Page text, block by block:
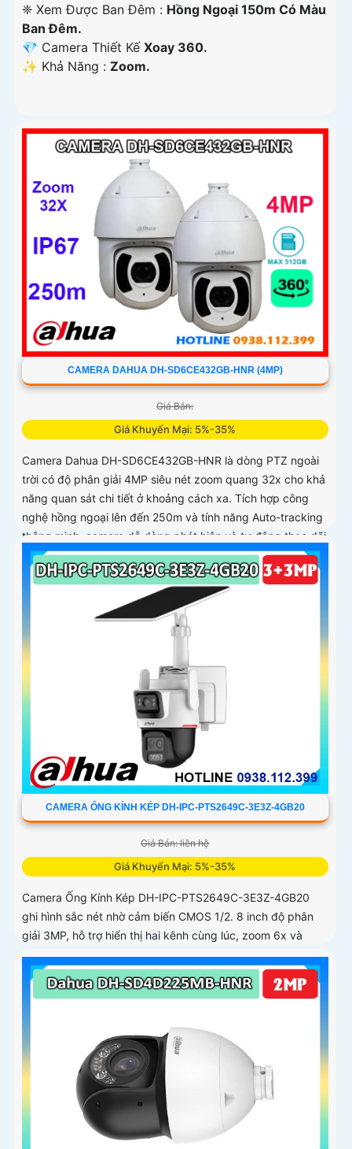
❈ Xem Được Ban Đêm : Hồng Ngoại 150m Có Màu
Ban Ðêm.
💎 Camera Thiết Kế Xoay 360.
️✨ Khả Năng : Zoom.
CAMERA DAHUA DH-SD6CE432GB-HNR (4MP)
Giá Bán:
Giá Khuyến Mại: 5%-35%
Camera Dahua DH-SD6CE432GB-HNR là dòng PTZ ngoài
trời có độ phân giải 4MP siêu nét zoom quang 32x cho khả
năng quan sát chi tiết ở khoảng cách xa. Tích hợp công
nghệ hồng ngoại lên đến 250m và tính năng Auto-tracking
thông minh, camera dễ dàng phát hiện và tự động theo dõi
mục tiêu chuyển động
CAMERA ỐNG KÍNH KÉP DH-IPC-PTS2649C-3E3Z-4GB20
Giá Bán: liên hệ
Giá Khuyến Mại: 5%-35%
Camera Ống Kính Kép DH-IPC-PTS2649C-3E3Z-4GB20
ghi hình sắc nét nhờ cảm biến CMOS 1/2. 8 inch độ phân
giải 3MP, hỗ trợ hiển thị hai kênh cùng lúc, zoom 6x và
đàm thoại hai chiều